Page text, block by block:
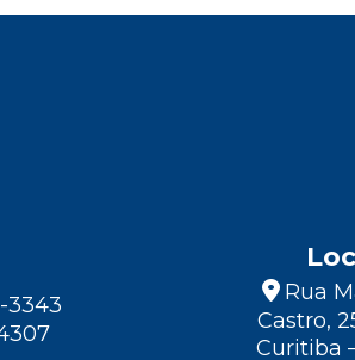
3343
Rua
Castro,
Curitiba